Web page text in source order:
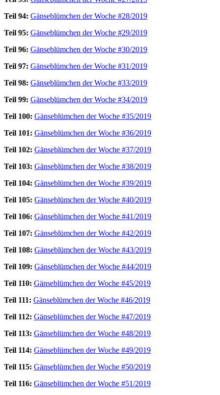
Teil 94: Gänseblümchen der Woche #28/2019
Teil 95: Gänseblümchen der Woche #29/2019
Teil 96: Gänseblümchen der Woche #30/2019
Teil 97: Gänseblümchen der Woche #31/2019
Teil 98: Gänseblümchen der Woche #33/2019
Teil 99: Gänseblümchen der Woche #34/2019
Teil 100: Gänseblümchen der Woche #35/2019
Teil 101: Gänseblümchen der Woche #36/2019
Teil 102: Gänseblümchen der Woche #37/2019
Teil 103: Gänseblümchen der Woche #38/2019
Teil 104: Gänseblümchen der Woche #39/2019
Teil 105: Gänseblümchen der Woche #40/2019
Teil 106: Gänseblümchen der Woche #41/2019
Teil 107: Gänseblümchen der Woche #42/2019
Teil 108: Gänseblümchen der Woche #43/2019
Teil 109: Gänseblümchen der Woche #44/2019
Teil 110: Gänseblümchen der Woche #45/2019
Teil 111: Gänseblümchen der Woche #46/2019
Teil 112: Gänseblümchen der Woche #47/2019
Teil 113: Gänseblümchen der Woche #48/2019
Teil 114: Gänseblümchen der Woche #49/2019
Teil 115: Gänseblümchen der Woche #50/2019
Teil 116: Gänseblümchen der Woche #51/2019